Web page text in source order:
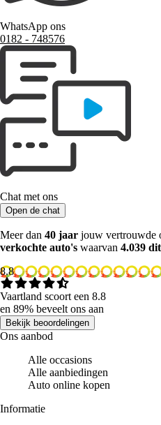
WhatsApp ons
0182 ‑ 748576
Chat met ons
Open de chat
Meer dan 40 jaar jouw vertrouwde
verkochte auto's waarvan 4.039
8.8
Vaartland scoort een 8.8
en 89% beveelt ons aan
Bekijk beoordelingen
Ons aanbod
Alle occasions
Alle aanbiedingen
Auto online kopen
Informatie